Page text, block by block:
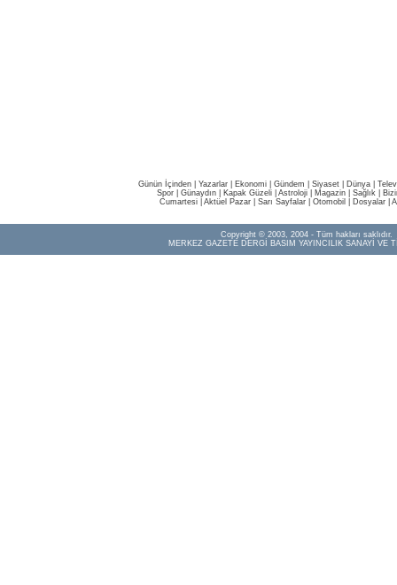
Günün İçinden Yazarlar Ekonomi Gündem Siyaset Dünya |
Spor
Günaydın Kapak Güzeli Astroloji Magazin Sağlık
Cumartesi| Aktüel Pazar| Sarı Sayfalar| Otomobil Dosyalar|
Copyright © 2003, 2004 - Tüm hakları saklıdır.
MERKEZ GAZETE DERGİ BASIM YAYINCILIK SANAYİ VE